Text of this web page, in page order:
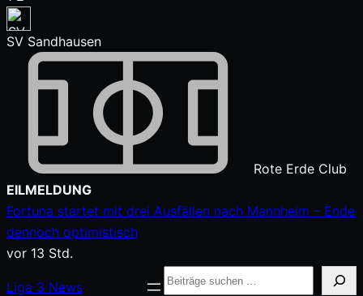
SV Sandhausen
Rote Erde Club
Zum
Inhalt
springen
EILMELDUNG
Fortuna startet mit drei Ausfällen nach Mannheim – Ende
dennoch optimistisch
vor 13 Std.
Liga 3 News
Suche